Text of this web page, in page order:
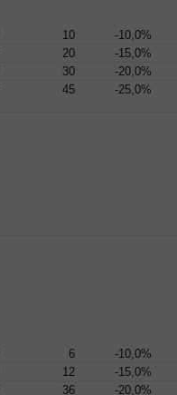
10 -10,0%
20 -15,0%
30 -20,0%
45 -25,0%
6 -10,0%
12 -15,0%
36 -20,0%